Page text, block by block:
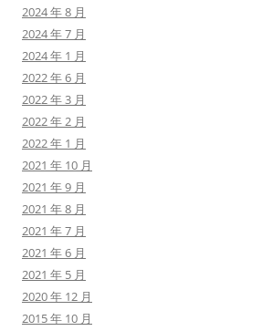
2024 年 8 月
2024 年 7 月
2024 年 1 月
2022 年 6 月
2022 年 3 月
2022 年 2 月
2022 年 1 月
2021 年 10 月
2021 年 9 月
2021 年 8 月
2021 年 7 月
2021 年 6 月
2021 年 5 月
2020 年 12 月
2015 年 10 月